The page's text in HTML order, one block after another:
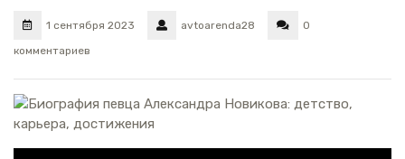
1 сентября 2023 avtoarenda28
0
комментариев